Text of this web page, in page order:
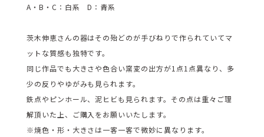
A・B・C：白系 D：青系
茨木伸恵さんの器はその殆どのが手びねりで作られていてマ
ットな質感も独特です。
同じ作品でも大きさや色合い窯変の出方が1点1点異なり、多
少の反りやゆがみも見られます。
鉄点やピンホール、泥ヒビも見られます。その点は重々ご理
解頂いた上、ご購入をお願いいたします。
※焼色・形・大きさは一客一客で微妙に異なります。